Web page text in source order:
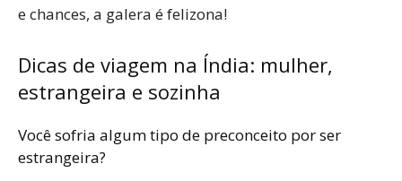
e chances, a galera é felizona!
Dicas de viagem na Índia: mulher,
estrangeira e sozinha
Você sofria algum tipo de preconceito por ser
estrangeira?